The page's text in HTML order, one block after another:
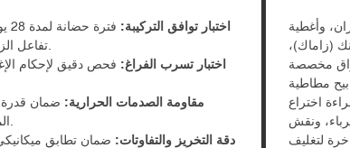
اختبار توافق التركيبة:
تفاعل الزجاج والطلاء مع مستحضرات التجميل الخاصة بك.
اختبار تسرب الفراغ: فحص دقيق لإحكام
مقاومة الصدمات الحرارية: ضمان قدرة
المفاجئة في درجات الحرارة أثناء التعقيم أو التعبئة.
دقة التخريز والتفاوتات:
وأغطية
(زاماك)،
مطاطية
ونقش
لتغليف